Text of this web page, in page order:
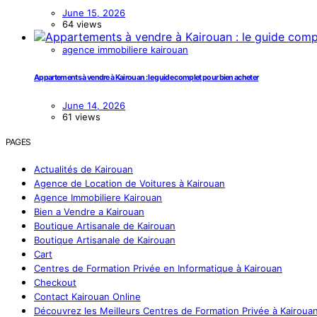
June 15, 2026
64 views
agence immobiliere kairouan
Appartements à vendre à Kairouan : le guide complet pour bien acheter
June 14, 2026
61 views
PAGES
Actualités de Kairouan
Agence de Location de Voitures à Kairouan
Agence Immobiliere Kairouan
Bien a Vendre a Kairouan
Boutique Artisanale de Kairouan
Boutique Artisanale de Kairouan
Cart
Centres de Formation Privée en Informatique à Kairouan
Checkout
Contact Kairouan Online
Découvrez les Meilleurs Centres de Formation Privée à